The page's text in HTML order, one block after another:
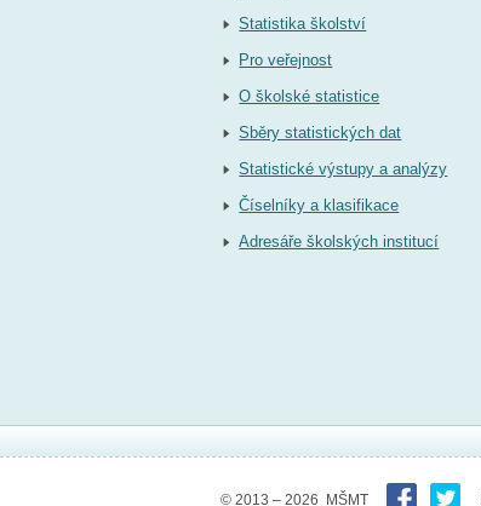
Statistika školství
Pro veřejnost
O školské statistice
Sběry statistických dat
Statistické výstupy a analýzy
Číselníky a klasifikace
Adresáře školských institucí
© 2013 – 2026 MŠMT